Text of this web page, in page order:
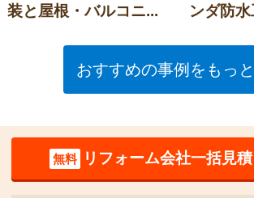
装と屋根・バルコニ...
ンダ防
おすすめの事例をもっ
無料 リフォーム会社一括見